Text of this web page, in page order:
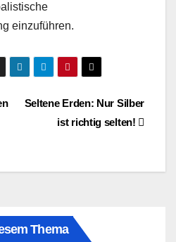
einzuführen.
Seltene Erden: Nur Silber
ist richtig selten!
Thema